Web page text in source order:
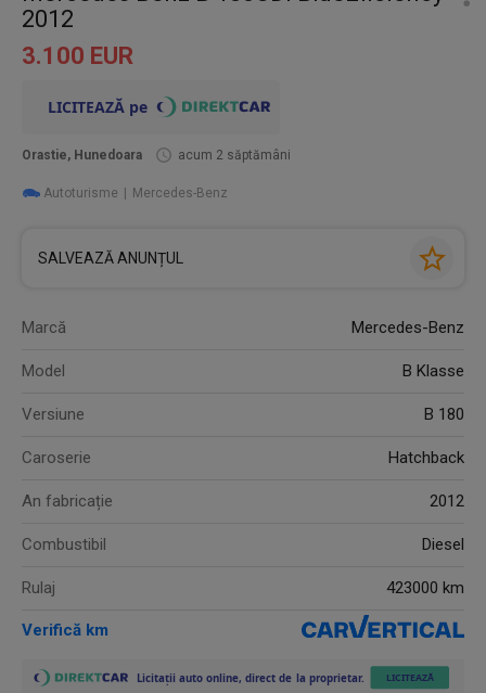
2012
3.100 EUR
Orastie, Hunedoara acum 2 săptămâni
Autoturisme Mercedes-Benz
SALVEAZĂ ANUNȚUL
Marcă Mercedes-Benz
Model B Klasse
Versiune B 180
Caroserie Hatchback
An fabricație 2012
Combustibil Diesel
Rulaj 423000 km
Verifică km